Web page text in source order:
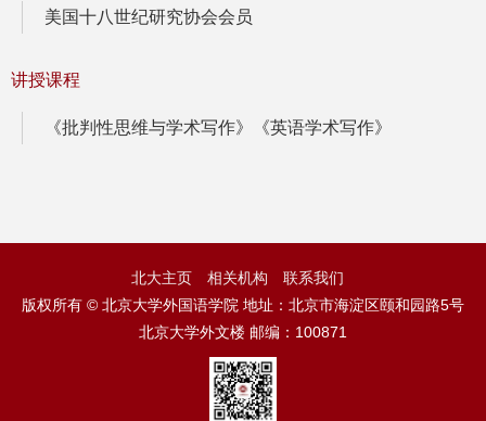
美国十八世纪研究协会会员
讲授课程
《批判性思维与学术写作》《英语学术写作》
北大主页 相关机构
联系我们
版权所有 © 北京大学外国语学院 地址：北京市海淀区颐和园路5号
北京大学外文楼 邮编：100871